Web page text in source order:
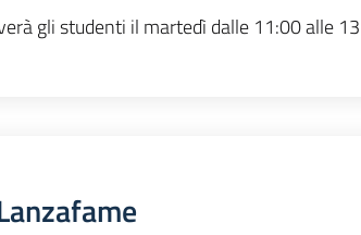
gli studenti il martedì dalle 11:00 alle